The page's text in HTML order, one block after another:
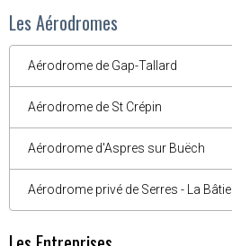
Les Aérodromes
Aérodrome de Gap-Tallard
Aérodrome de St Crépin
Aérodrome d'Aspres sur Buëch
Aérodrome privé de Serres - La Bâtie